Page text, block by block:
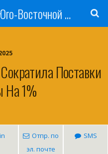
Каталог новостей Юго-Восточной Азии, Австралии и Океании
Поставки
1%
Отпр. по
эл. почте
SMS